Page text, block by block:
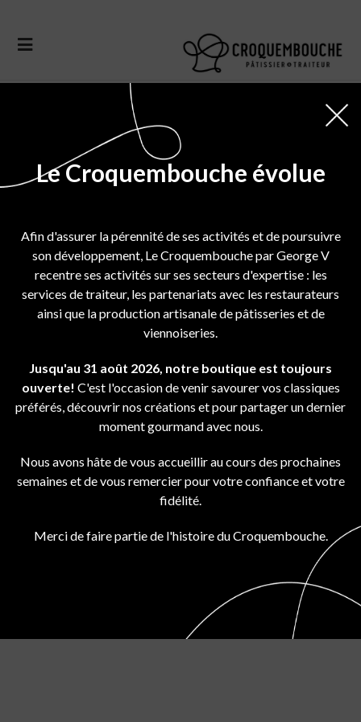
Le Croquembouche évolue
Afin d'assurer la pérennité de ses activités et de poursuivre
son développement, Le Croquembouche par George V
recentre ses activités sur ses secteurs d'expertise : les
services de traiteur, les partenariats avec les restaurateurs
ainsi que la production artisanale de pâtisseries et de
viennoiseries.
Jusqu'au 31 août 2026, notre boutique est toujours
ouverte! C'est l'occasion de venir savourer vos classiques
préférés, découvrir nos créations et pour partager un dernier
moment gourmand avec nous.
Nous avons hâte de vous accueillir au cours des prochaines
semaines et de vous remercier pour votre confiance et votre
fidélité.
Merci de faire partie de l'histoire du Croquembouche.